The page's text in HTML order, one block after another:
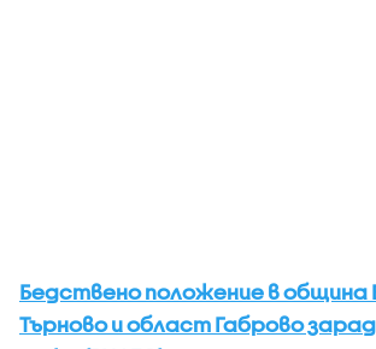
Бедствено положение в община
Търново и област Габрово